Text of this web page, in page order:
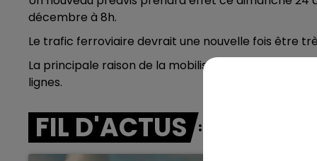
7h00 - 12h00
LE WEEK-END CHAMPAGNE FM
décembre à 8h.
Le trafic ferroviaire devrait une nouvelle fois être
La principale raison de la mobilisation reste la
lignes.
FIL D'ACTUS